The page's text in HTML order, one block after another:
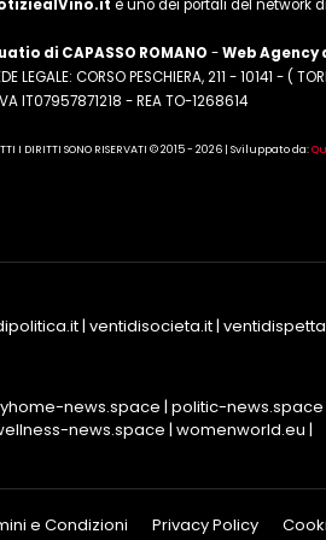
è uno dei portali del network
di CAPASSO ROMANO -Web Agency
LEGALE: CORSO PESCHIERA, 211 - 10141 - (
IT07957871218 - REA TO-1268614
I DIRITTI SONO RISERVATI © 2015 - 2026 | Sviluppato da:
| ventidisocieta.it|
news.space | politic-news.space
news.space | womenworld.eu |
e Condizioni Privacy Policy